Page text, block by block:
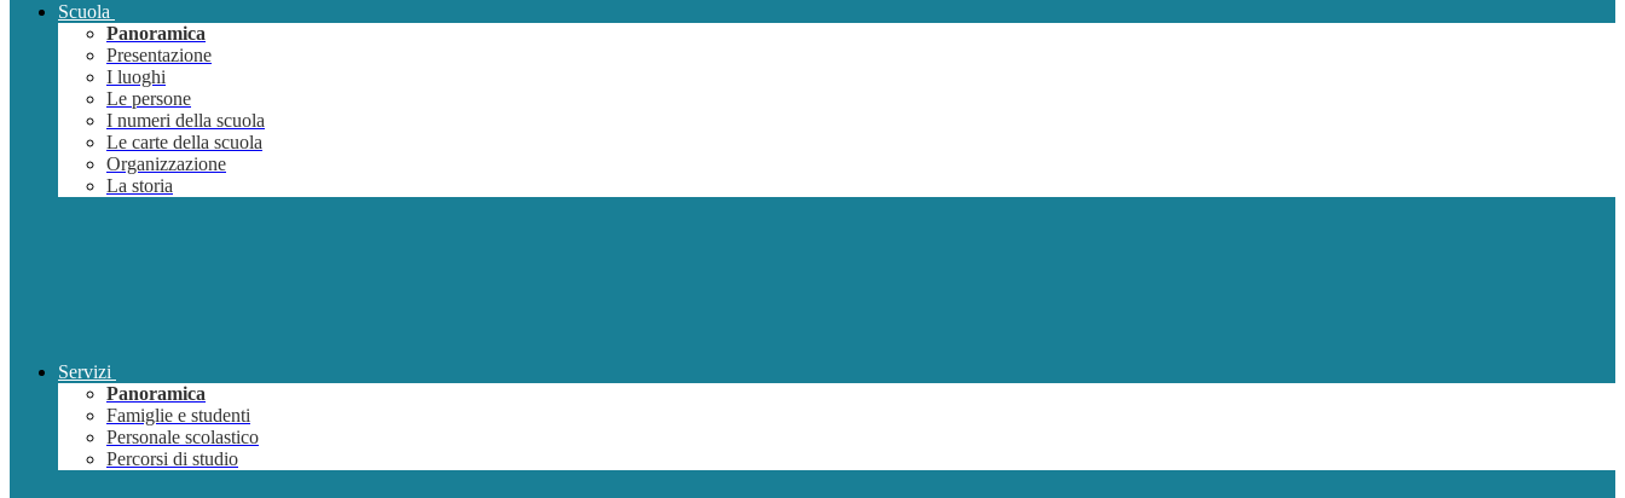
Scuola
Panoramica
Presentazione
I luoghi
Le persone
I numeri della scuola
Le carte della scuola
Organizzazione
La storia
Servizi
Panoramica
Famiglie e studenti
Personale scolastico
Percorsi di studio